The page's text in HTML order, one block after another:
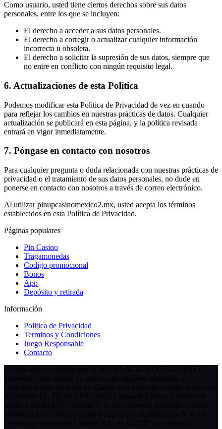
Como usuario, usted tiene ciertos derechos sobre sus datos
personales, entre los que se incluyen:
El derecho a acceder a sus datos personales.
El derecho a corregir o actualizar cualquier información
incorrecta u obsoleta.
El derecho a solicitar la supresión de sus datos, siempre que
no entre en conflicto con ningún requisito legal.
6. Actualizaciones de esta Política
Podemos modificar esta Política de Privacidad de vez en cuando
para reflejar los cambios en nuestras prácticas de datos. Cualquier
actualización se publicará en esta página, y la política revisada
entrará en vigor inmediatamente.
7. Póngase en contacto con nosotros
Para cualquier pregunta o duda relacionada con nuestras prácticas de
privacidad o el tratamiento de sus datos personales, no dude en
ponerse en contacto con nosotros a través de correo electrónico.
Al utilizar pinupcasinomexico2.mx, usted acepta los términos
establecidos en esta Política de Privacidad.
Páginas populares
Pin Casino
Tragamonedas
Codigo promocional
Bonos
App
Depósito y retirada
Información
Politica de Privacidad
Terminos y Condiciones
Juego Responsable
Contacto